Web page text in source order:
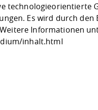
technologieorientierte
Es wird durch den
Informationen
inhalt.html